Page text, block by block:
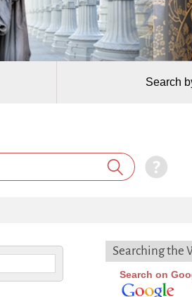
Search
Searching the
Search on